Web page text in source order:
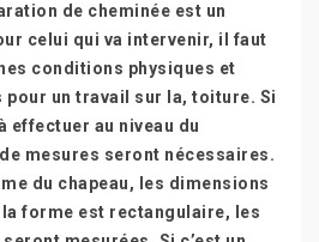
de cheminée est un
celui qui va intervenir, il faut
conditions physiques et
pour un travail sur la, toiture. Si
effectuer au niveau du
mesures seront nécessaires.
du chapeau, les dimensions
forme est rectangulaire, les